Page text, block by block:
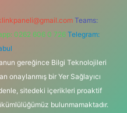
Teams:
0262 606 0 726 Telegram:
gereğince Bilgi Teknolojileri
onaylanmış bir Yer Sağlayıcı
sitedeki içerikleri proaktif
bulunmamaktadır.